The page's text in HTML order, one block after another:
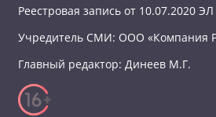
Реестровая запись от 10.07.2020
Учредитель СМИ: ООО «Компания
Главный редактор: Динеев М.Г.